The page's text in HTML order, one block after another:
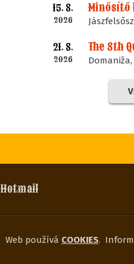
15. 8.
2026
Minősítő
21. 8.
2026
The 8th
Domaniža,
Hotmail
Web používá COOKIES.